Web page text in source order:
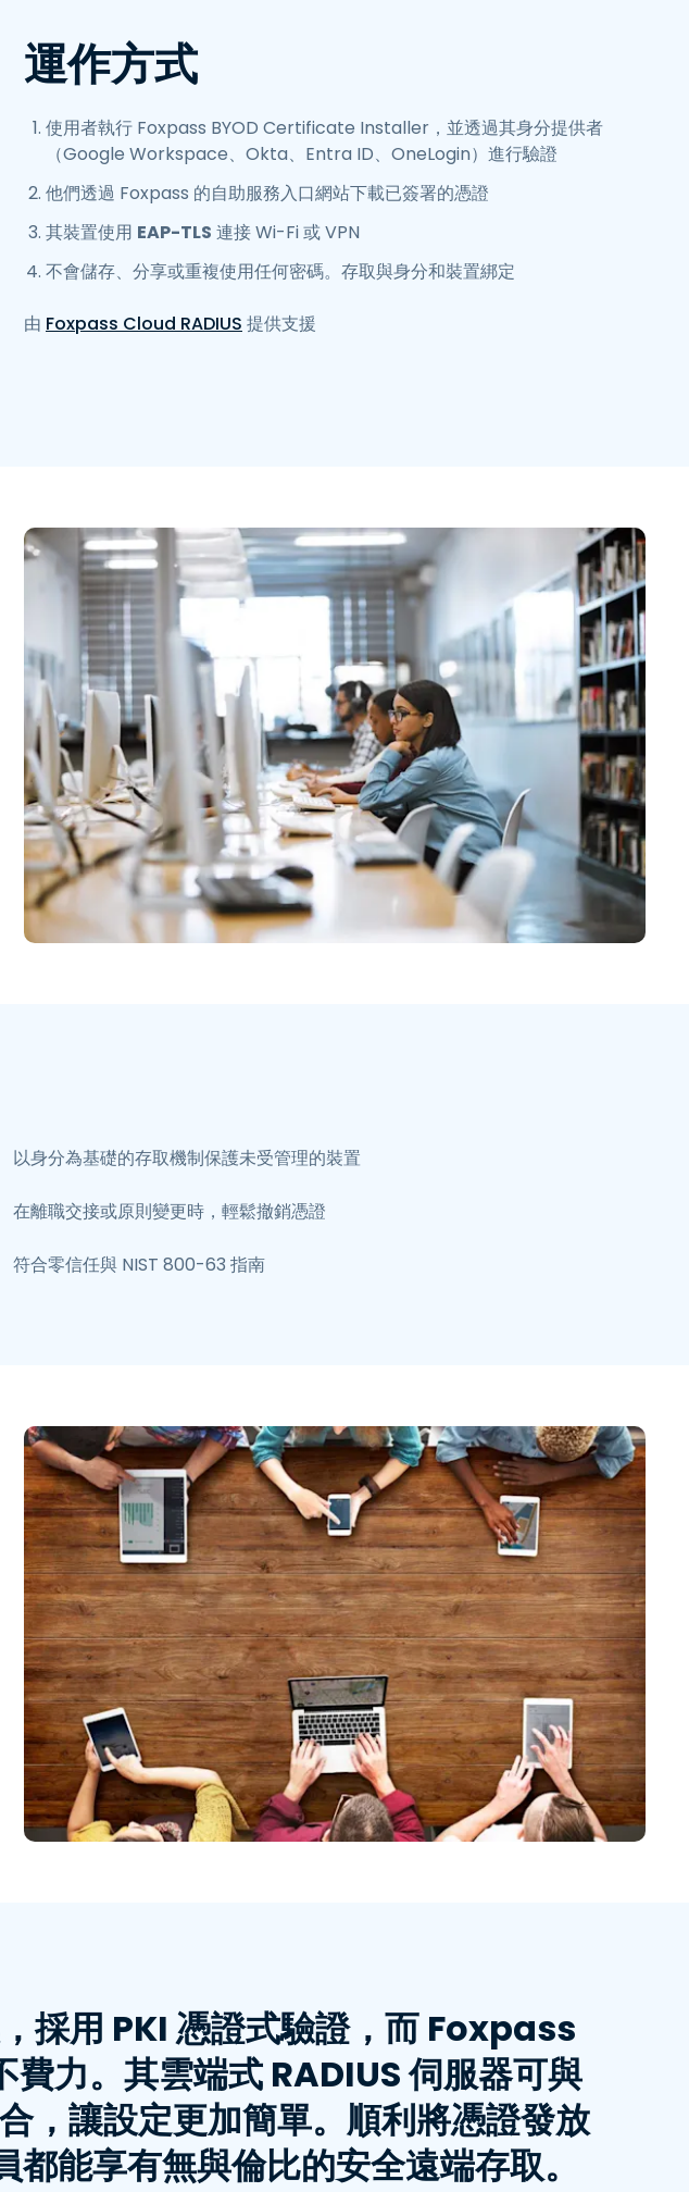
運作方式
使用者執行 Foxpass BYOD Certificate Installer，並透過其身分提供者
（Google Workspace、Okta、Entra ID、OneLogin）進行驗證
他們透過 Foxpass 的自助服務入口網站下載已簽署的憑證
其裝置使用 EAP-TLS 連接 Wi-Fi 或 VPN
不會儲存、分享或重複使用任何密碼。存取與身分和裝置綁定
由 Foxpass Cloud RADIUS 提供支援
以身分為基礎的存取機制保護未受管理的裝置
在離職交接或原則變更時，輕鬆撤銷憑證
符合零信任與 NIST 800-63 指南
採用 PKI 憑證式驗證，而 Foxpass
力。其雲端式 RADIUS 伺服器可與
讓設定更加簡單。順利將憑證發放
能享有無與倫比的安全遠端存取。